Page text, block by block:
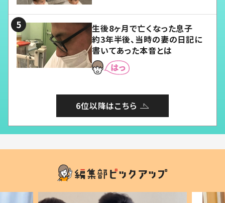
生後8ヶ月で亡くなった息子
約3年半後、当時の妻の日記に
書いてあった本音とは
6位以降はこちら